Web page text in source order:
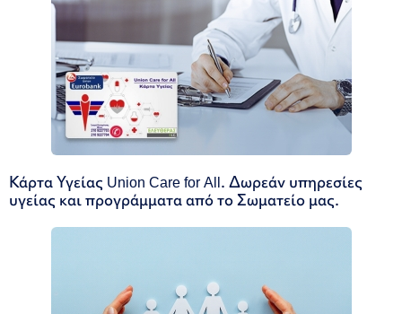
Κάρτα Υγείας Union Care for All. Δωρεάν υπηρεσίες
υγείας και προγράμματα από το Σωματείο μας.